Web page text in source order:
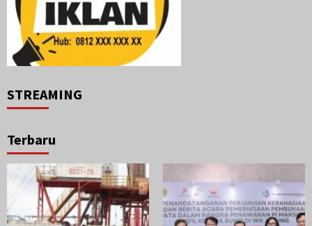
STREAMING
Terbaru